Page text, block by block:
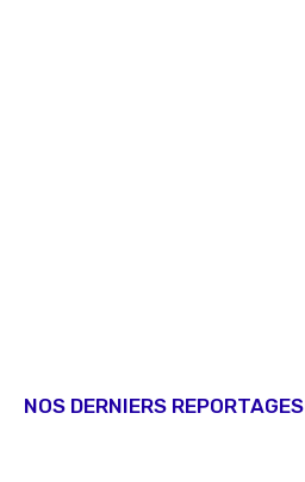
NOS DERNIERS REPORTAGES